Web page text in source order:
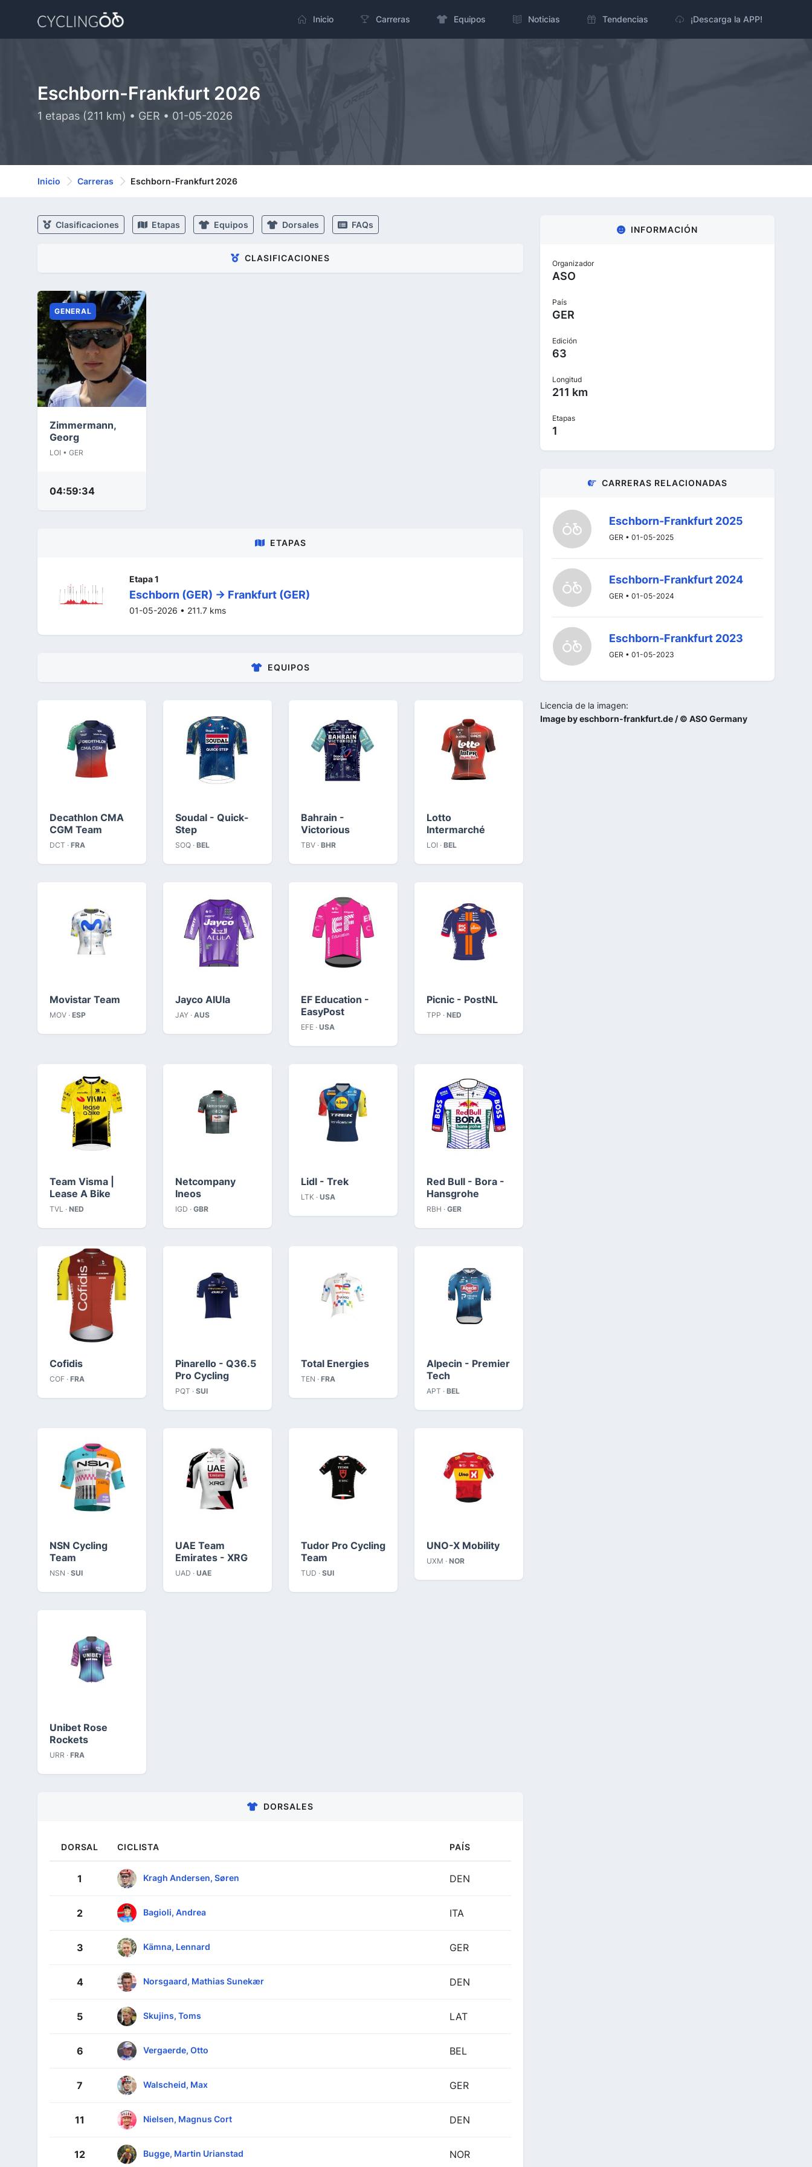
Inicio Carreras Equipos Noticias Tendencias ¡Descarga la APP!
Eschborn-Frankfurt 2026
1 etapas (211 km) • GER • 01-05-2026
Inicio Carreras Eschborn-Frankfurt 2026
Clasificaciones Etapas Equipos Dorsales FAQs
CLASIFICACIONES
GENERAL
Zimmermann,
Georg
LOI • GER
04:59:34
ETAPAS
Etapa 1
Eschborn (GER) -> Frankfurt (GER)
01-05-2026 • 211.7 kms
EQUIPOS
Decathlon CMA
CGM Team
DCT · FRA
Soudal - Quick-
Step
SOQ · BEL
Bahrain -
Victorious
TBV · BHR
Lotto
Intermarché
LOI · BEL
Movistar Team
MOV · ESP
Jayco AlUla
JAY · AUS
EF Education -
EasyPost
EFE · USA
Picnic - PostNL
TPP · NED
Team Visma |
Lease A Bike
TVL · NED
Netcompany
Ineos
IGD · GBR
Lidl - Trek
LTK · USA
Red Bull - Bora -
Hansgrohe
RBH · GER
Cofidis
COF · FRA
Pinarello - Q36.5
Pro Cycling
PQT · SUI
Total Energies
TEN · FRA
Alpecin - Premier
Tech
APT · BEL
NSN Cycling
Team
NSN · SUI
UAE Team
Emirates - XRG
UAD · UAE
Tudor Pro Cycling
Team
TUD · SUI
UNO-X Mobility
UXM · NOR
Unibet Rose
Rockets
URR · FRA
DORSALES
DORSAL CICLISTA PAÍS
1 Kragh Andersen, Søren DEN
2 Bagioli, Andrea ITA
3 Kämna, Lennard GER
4 Norsgaard, Mathias Sunekær DEN
5 Skujins, Toms LAT
6 Vergaerde, Otto BEL
7 Walscheid, Max GER
11 Nielsen, Magnus Cort DEN
12 Bugge, Martin Urianstad NOR
INFORMACIÓN
Organizador
ASO
País
GER
Edición
63
Longitud
211 km
Etapas
1
CARRERAS RELACIONADAS
Eschborn-Frankfurt 2025
GER • 01-05-2025
Eschborn-Frankfurt 2024
GER • 01-05-2024
Eschborn-Frankfurt 2023
GER • 01-05-2023
Licencia de la imagen:
Image by eschborn-frankfurt.de / © ASO Germany